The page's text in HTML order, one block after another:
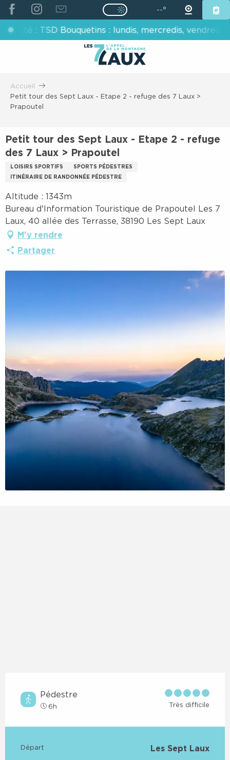
ALLER
AU
CONTENU
PRINCIPAL
Page D’accueil Actuelle Été :
Page D’accueil Actuelle
TSD Bouquetins : lundis, mercredis, vendredis -
--°
Accueil
Petit tour des Sept Laux - Etape 2 - refuge des 7 Laux >
Prapoutel
Petit tour des Sept Laux - Etape 2 - refuge
des 7 Laux > Prapoutel
LOISIRS SPORTIFS
SPORTS PÉDESTRES
ITINÉRAIRE DE RANDONNÉE PÉDESTRE
Altitude : 1343m
Bureau d'Information Touristique de Prapoutel Les 7
Laux, 40 allée des Terrasse, 38190 Les Sept Laux
M'y rendre
Partager
Pédestre
6h Très difficile
Informations pratiques
Départ Les Sept Laux